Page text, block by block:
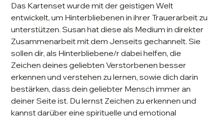
Das Kartenset wurde mit der geistigen Welt
entwickelt, um Hinterbliebenen in ihrer Trauerarbeit zu
unterstützen. Susan hat diese als Medium in direkter
Zusammenarbeit mit dem Jenseits gechannelt. Sie
sollen dir, als Hinterbliebene/r dabei helfen, die
Zeichen deines geliebten Verstorbenen besser
erkennen und verstehen zu lernen, sowie dich darin
bestärken, dass dein geliebter Mensch immer an
deiner Seite ist. Du lernst Zeichen zu erkennen und
kannst darüber eine spirituelle und emotional